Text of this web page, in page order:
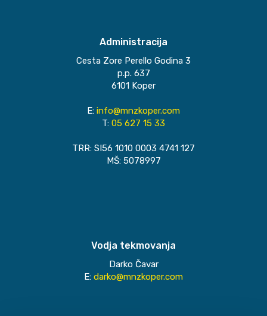
Administracija
Cesta Zore Perello Godina 3
p.p. 637
6101 Koper
E: info@mnzkoper.com
T: 05 627 15 33
TRR: SI56 1010 0003 4741 127
MŠ: 5078997
Vodja tekmovanja
Darko Čavar
E: darko@mnzkoper.com